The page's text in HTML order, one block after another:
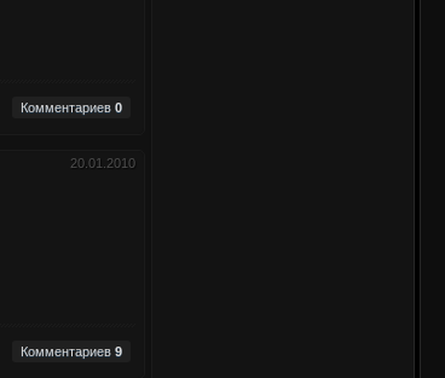
Комментариев 0
20.01.2010
Комментариев 9